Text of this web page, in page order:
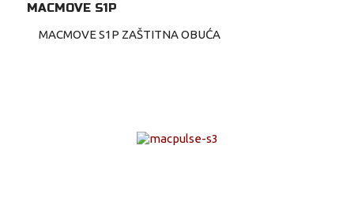
MACMOVE S1P
MACMOVE S1P ZAŠTITNA OBUĆA